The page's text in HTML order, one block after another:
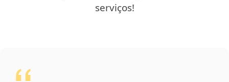
serviços!